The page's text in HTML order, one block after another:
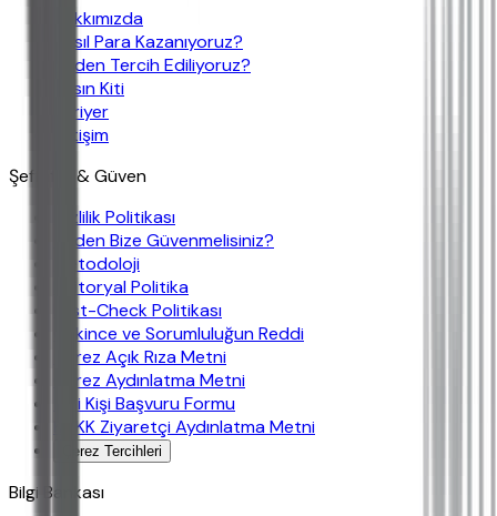
Hakkımızda
Nasıl Para Kazanıyoruz?
Neden Tercih Ediliyoruz?
Basın Kiti
Kariyer
İletişim
Şeffaflık & Güven
Gizlilik Politikası
Neden Bize Güvenmelisiniz?
Metodoloji
Editoryal Politika
Fast-Check Politikası
Çekince ve Sorumluluğun Reddi
Çerez Açık Rıza Metni
Çerez Aydınlatma Metni
İlgili Kişi Başvuru Formu
KVKK Ziyaretçi Aydınlatma Metni
Çerez Tercihleri
Bilgi Bankası